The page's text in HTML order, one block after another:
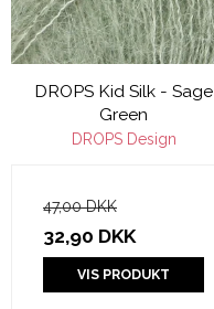
DROPS Kid Silk - Sage
Green
DROPS Design
47,00 DKK
32,90 DKK
VIS PRODUKT